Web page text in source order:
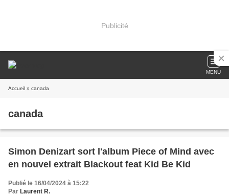
Publicité
MENU
Accueil » canada
canada
Simon Denizart sort l'album Piece of Mind avec
en nouvel extrait Blackout feat Kid Be Kid
Publié le 16/04/2024 à 15:22
Par Laurent R.